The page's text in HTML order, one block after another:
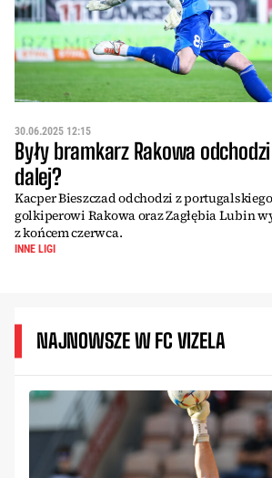
30.06.2025 12:15
Były bramkarz Rakowa
dalej?
Kacper Bieszczad odchodzi z
golkiperowi Rakowa oraz Zagłębia Lubin
z końcem czerwca.
INNE LIGI
NAJNOWSZE W FC VIZELA